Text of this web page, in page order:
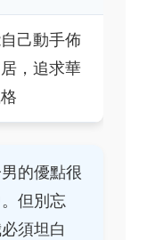
己動手佈
，追求華
的優點很
但別忘
須坦白